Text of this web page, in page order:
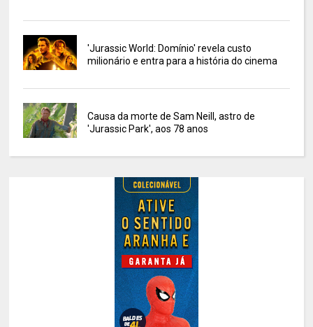
'Jurassic World: Domínio' revela custo
milionário e entra para a história do cinema
Causa da morte de Sam Neill, astro de
'Jurassic Park', aos 78 anos